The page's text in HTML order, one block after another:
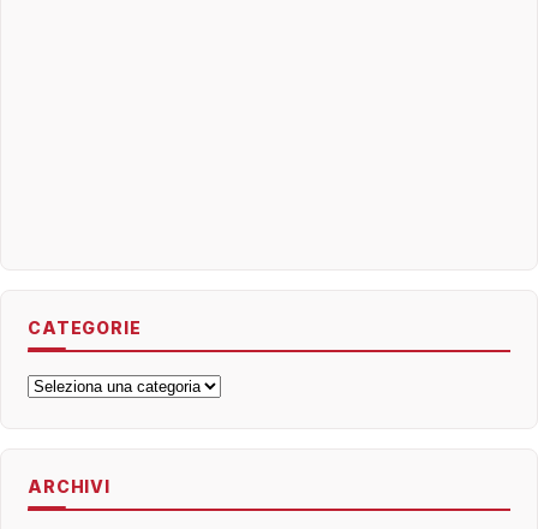
CATEGORIE
Categorie
ARCHIVI